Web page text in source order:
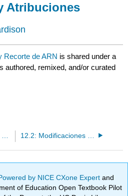
Atribuciones
Recorte de ARN is shared under a
authored, remixed, and/or curated
by NICE CXone Expertand
of Education Open Textbook Pilot